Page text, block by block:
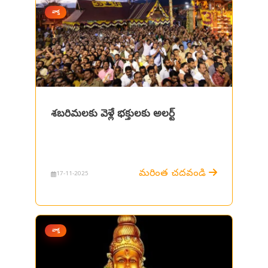
వార్త
శబరిమలకు వెళ్లే భక్తులకు అలర్ట్
17-11-2025 మరింత చదవండి
వార్త